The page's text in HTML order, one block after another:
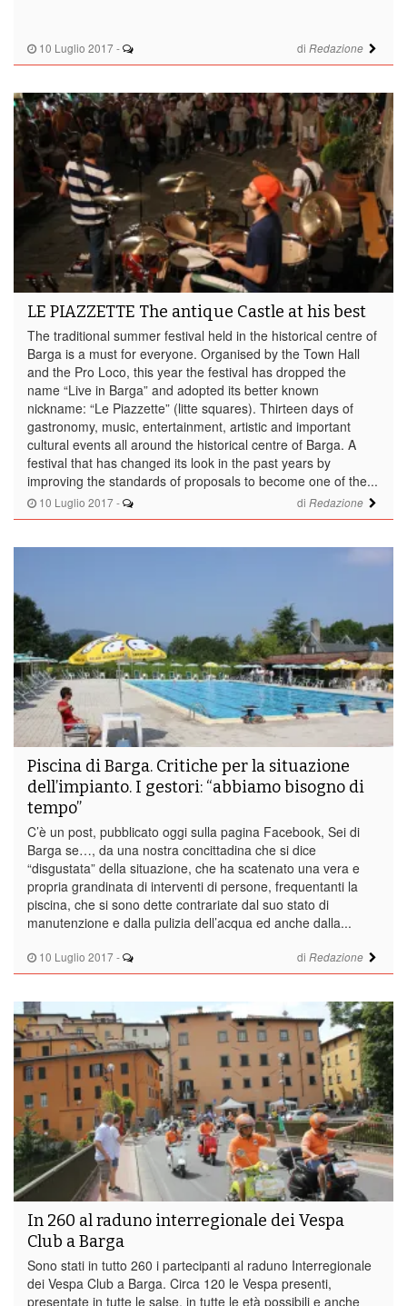
10 Luglio 2017 - di Redazione
10 Luglio 2017 - di Redazione
LE PIAZZETTE The antique Castle at his best
The traditional summer festival held in the historical centre of
Barga is a must for everyone. Organised by the Town Hall
and the Pro Loco, this year the festival has dropped the
name “Live in Barga” and adopted its better known
nickname: “Le Piazzette” (litte squares). Thirteen days of
gastronomy, music, entertainment, artistic and important
cultural events all around the historical centre of Barga. A
festival that has changed its look in the past years by
improving the standards of proposals to become one of the...
10 Luglio 2017 - di Redazione
Piscina di Barga. Critiche per la situazione
dell’impianto. I gestori: “abbiamo bisogno di
tempo”
C’è un post, pubblicato oggi sulla pagina Facebook, Sei di
Barga se…, da una nostra concittadina che si dice
“disgustata” della situazione, che ha scatenato una vera e
propria grandinata di interventi di persone, frequentanti la
piscina, che si sono dette contrariate dal suo stato di
manutenzione e dalla pulizia dell’acqua ed anche dalla...
In 260 al raduno interregionale dei Vespa
Club a Barga
Sono stati in tutto 260 i partecipanti al raduno Interregionale
dei Vespa Club a Barga. Circa 120 le Vespa presenti,
presentate in tutte le salse, in tutte le età possibili e anche